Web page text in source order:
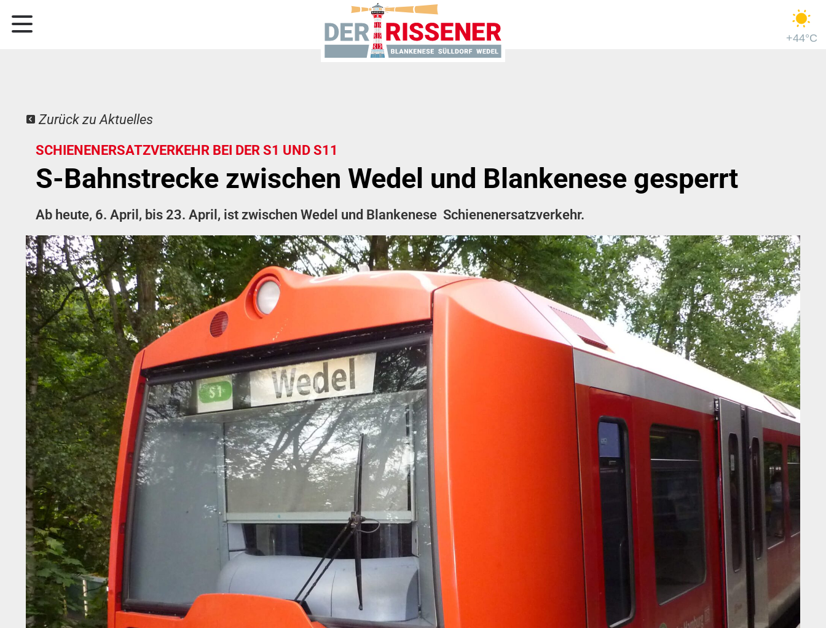
+44°C
Zurück zu Aktuelles
SCHIENENERSATZVERKEHR BEI DER S1 UND S11
S-Bahnstrecke zwischen Wedel und Blankenese gesperrt
Ab heute, 6. April, bis 23. April, ist zwischen Wedel und Blankenese Schienenersatzverkehr.